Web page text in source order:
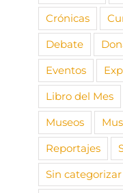
Crónicas
Debate
Eventos
Libro del Mes
Museos
Reportajes
Sin categorizar